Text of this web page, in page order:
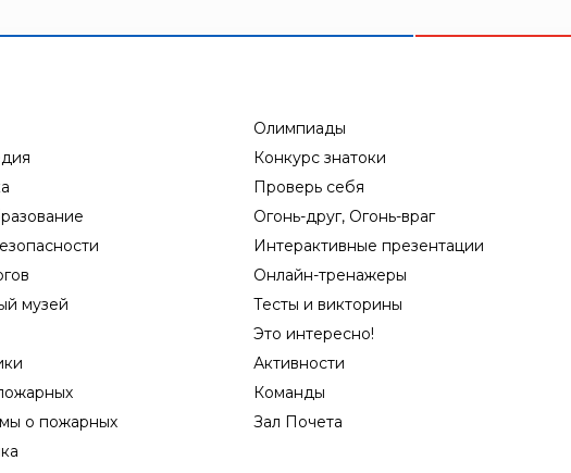
музей
о пожарных
Олимпиады
Конкурс знатоки
Проверь себя
Огонь-друг, Огонь-враг
Интерактивные презентации
Онлайн-тренажеры
Тесты и викторины
Это интересно!
Активности
Команды
Зал Почета